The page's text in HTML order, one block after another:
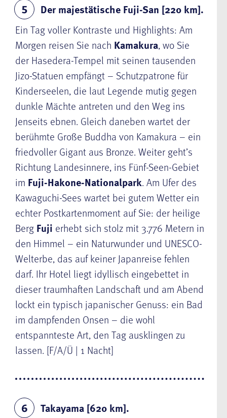
5
Der majestätische Fuji-San [220 km].
Ein Tag voller Kontraste und Highlights: Am
Morgen reisen Sie nach Kamakura, wo Sie
der Hasedera-Tempel mit seinen tausenden
Jizo-Statuen empfängt – Schutzpatrone für
Kinderseelen, die laut Legende mutig gegen
dunkle Mächte antreten und den Weg ins
Jenseits ebnen. Gleich daneben wartet der
berühmte Große Buddha von Kamakura – ein
friedvoller Gigant aus Bronze. Weiter geht’s
Richtung Landesinnere, ins Fünf-Seen-Gebiet
im Fuji-Hakone-Nationalpark. Am Ufer des
Kawaguchi-Sees wartet bei gutem Wetter ein
echter Postkartenmoment auf Sie: der heilige
Berg Fuji erhebt sich stolz mit 3.776 Metern in
den Himmel – ein Naturwunder und UNESCO-
Welterbe, das auf keiner Japanreise fehlen
darf. Ihr Hotel liegt idyllisch eingebettet in
dieser traumhaften Landschaft und am Abend
lockt ein typisch japanischer Genuss: ein Bad
im dampfenden Onsen – die wohl
entspannteste Art, den Tag ausklingen zu
lassen. [F/A/Ü | 1 Nacht]
6
Takayama [620 km].